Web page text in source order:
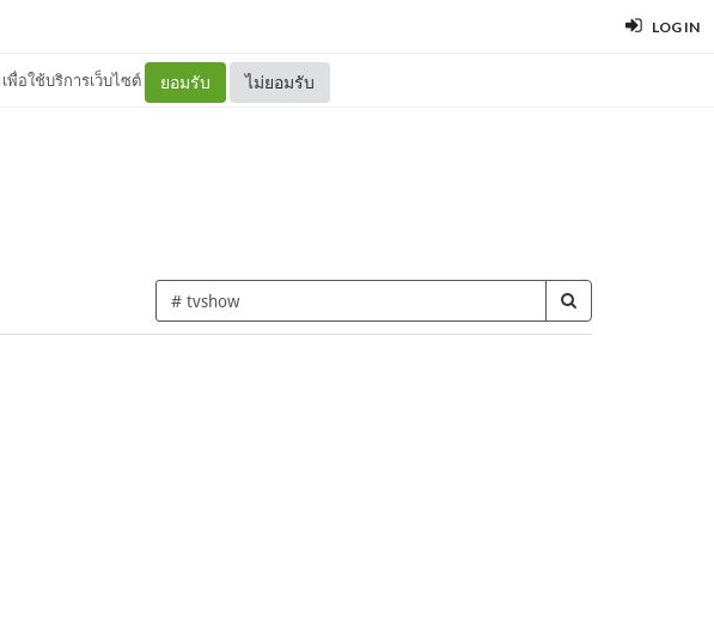
LOG IN
เพื่อใช้บริการเว็บไซต์ ยอมรับ ไม่ยอมรับ